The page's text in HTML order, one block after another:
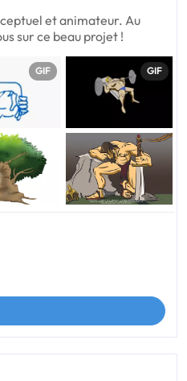
et animateur. Au
sur ce beau projet !
GIF GIF